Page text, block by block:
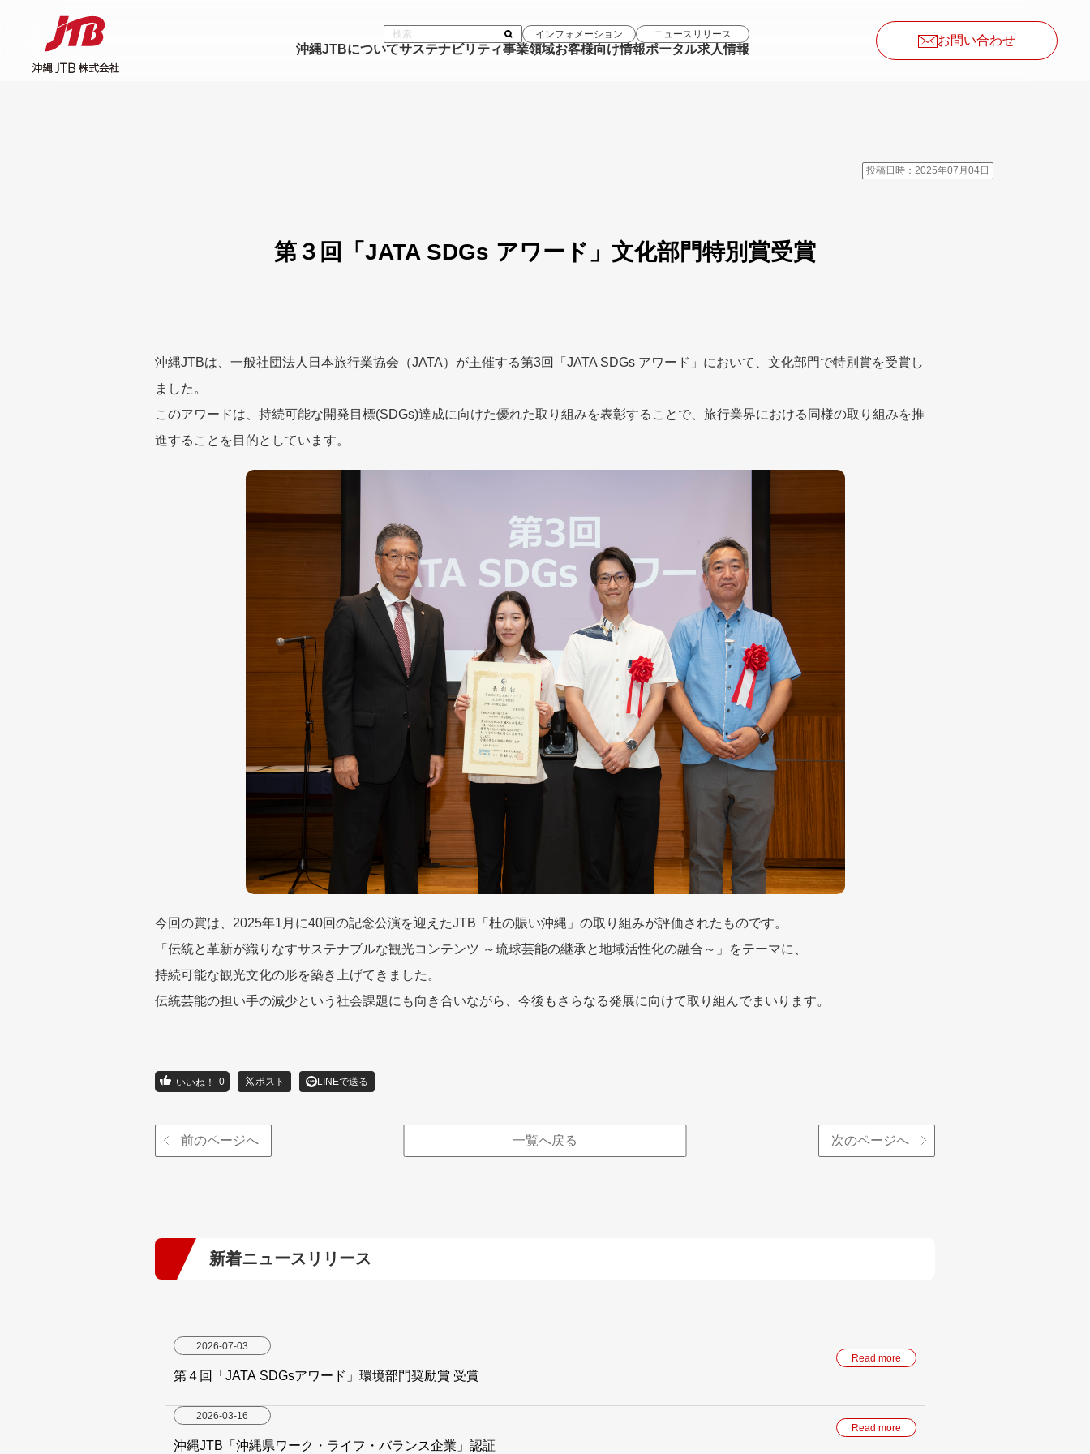
インフォメーション ニュースリリース
沖縄JTBについてサステナビリティ事業領域お客様向け情報ポータル求人情報
お問い合わせ
投稿日時：2025年07月04日
第３回「JATA SDGs アワード」文化部門特別賞受賞
沖縄JTBは、一般社団法人日本旅行業協会（JATA）が主催する第3回「JATA SDGs アワード」において、文化部門で特別賞を受賞し
ました。
このアワードは、持続可能な開発目標(SDGs)達成に向けた優れた取り組みを表彰することで、旅行業界における同様の取り組みを推
進することを目的としています。
今回の賞は、2025年1月に40回の記念公演を迎えたJTB「杜の賑い沖縄」の取り組みが評価されたものです。
「伝統と革新が織りなすサステナブルな観光コンテンツ ～琉球芸能の継承と地域活性化の融合～」をテーマに、
持続可能な観光文化の形を築き上げてきました。
伝統芸能の担い手の減少という社会課題にも向き合いながら、今後もさらなる発展に向けて取り組んでまいります。
0 ポスト LINEで送る
前のページへ 一覧へ戻る 次のページへ
新着ニュースリリース
2026-07-03
Read more
第４回「JATA SDGsアワード」環境部門奨励賞 受賞
2026-03-16
Read more
沖縄JTB「沖縄県ワーク・ライフ・バランス企業」認証